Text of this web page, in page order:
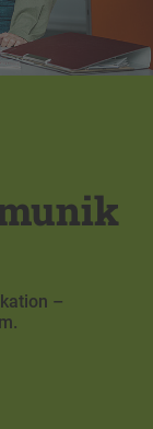
–